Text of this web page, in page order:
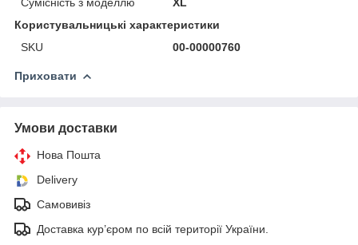
Користувальницькі характеристики
SKU
00-00000760
Приховати
Умови доставки
Нова Пошта
Delivery
Самовивіз
Доставка кур’єром по всій території України.